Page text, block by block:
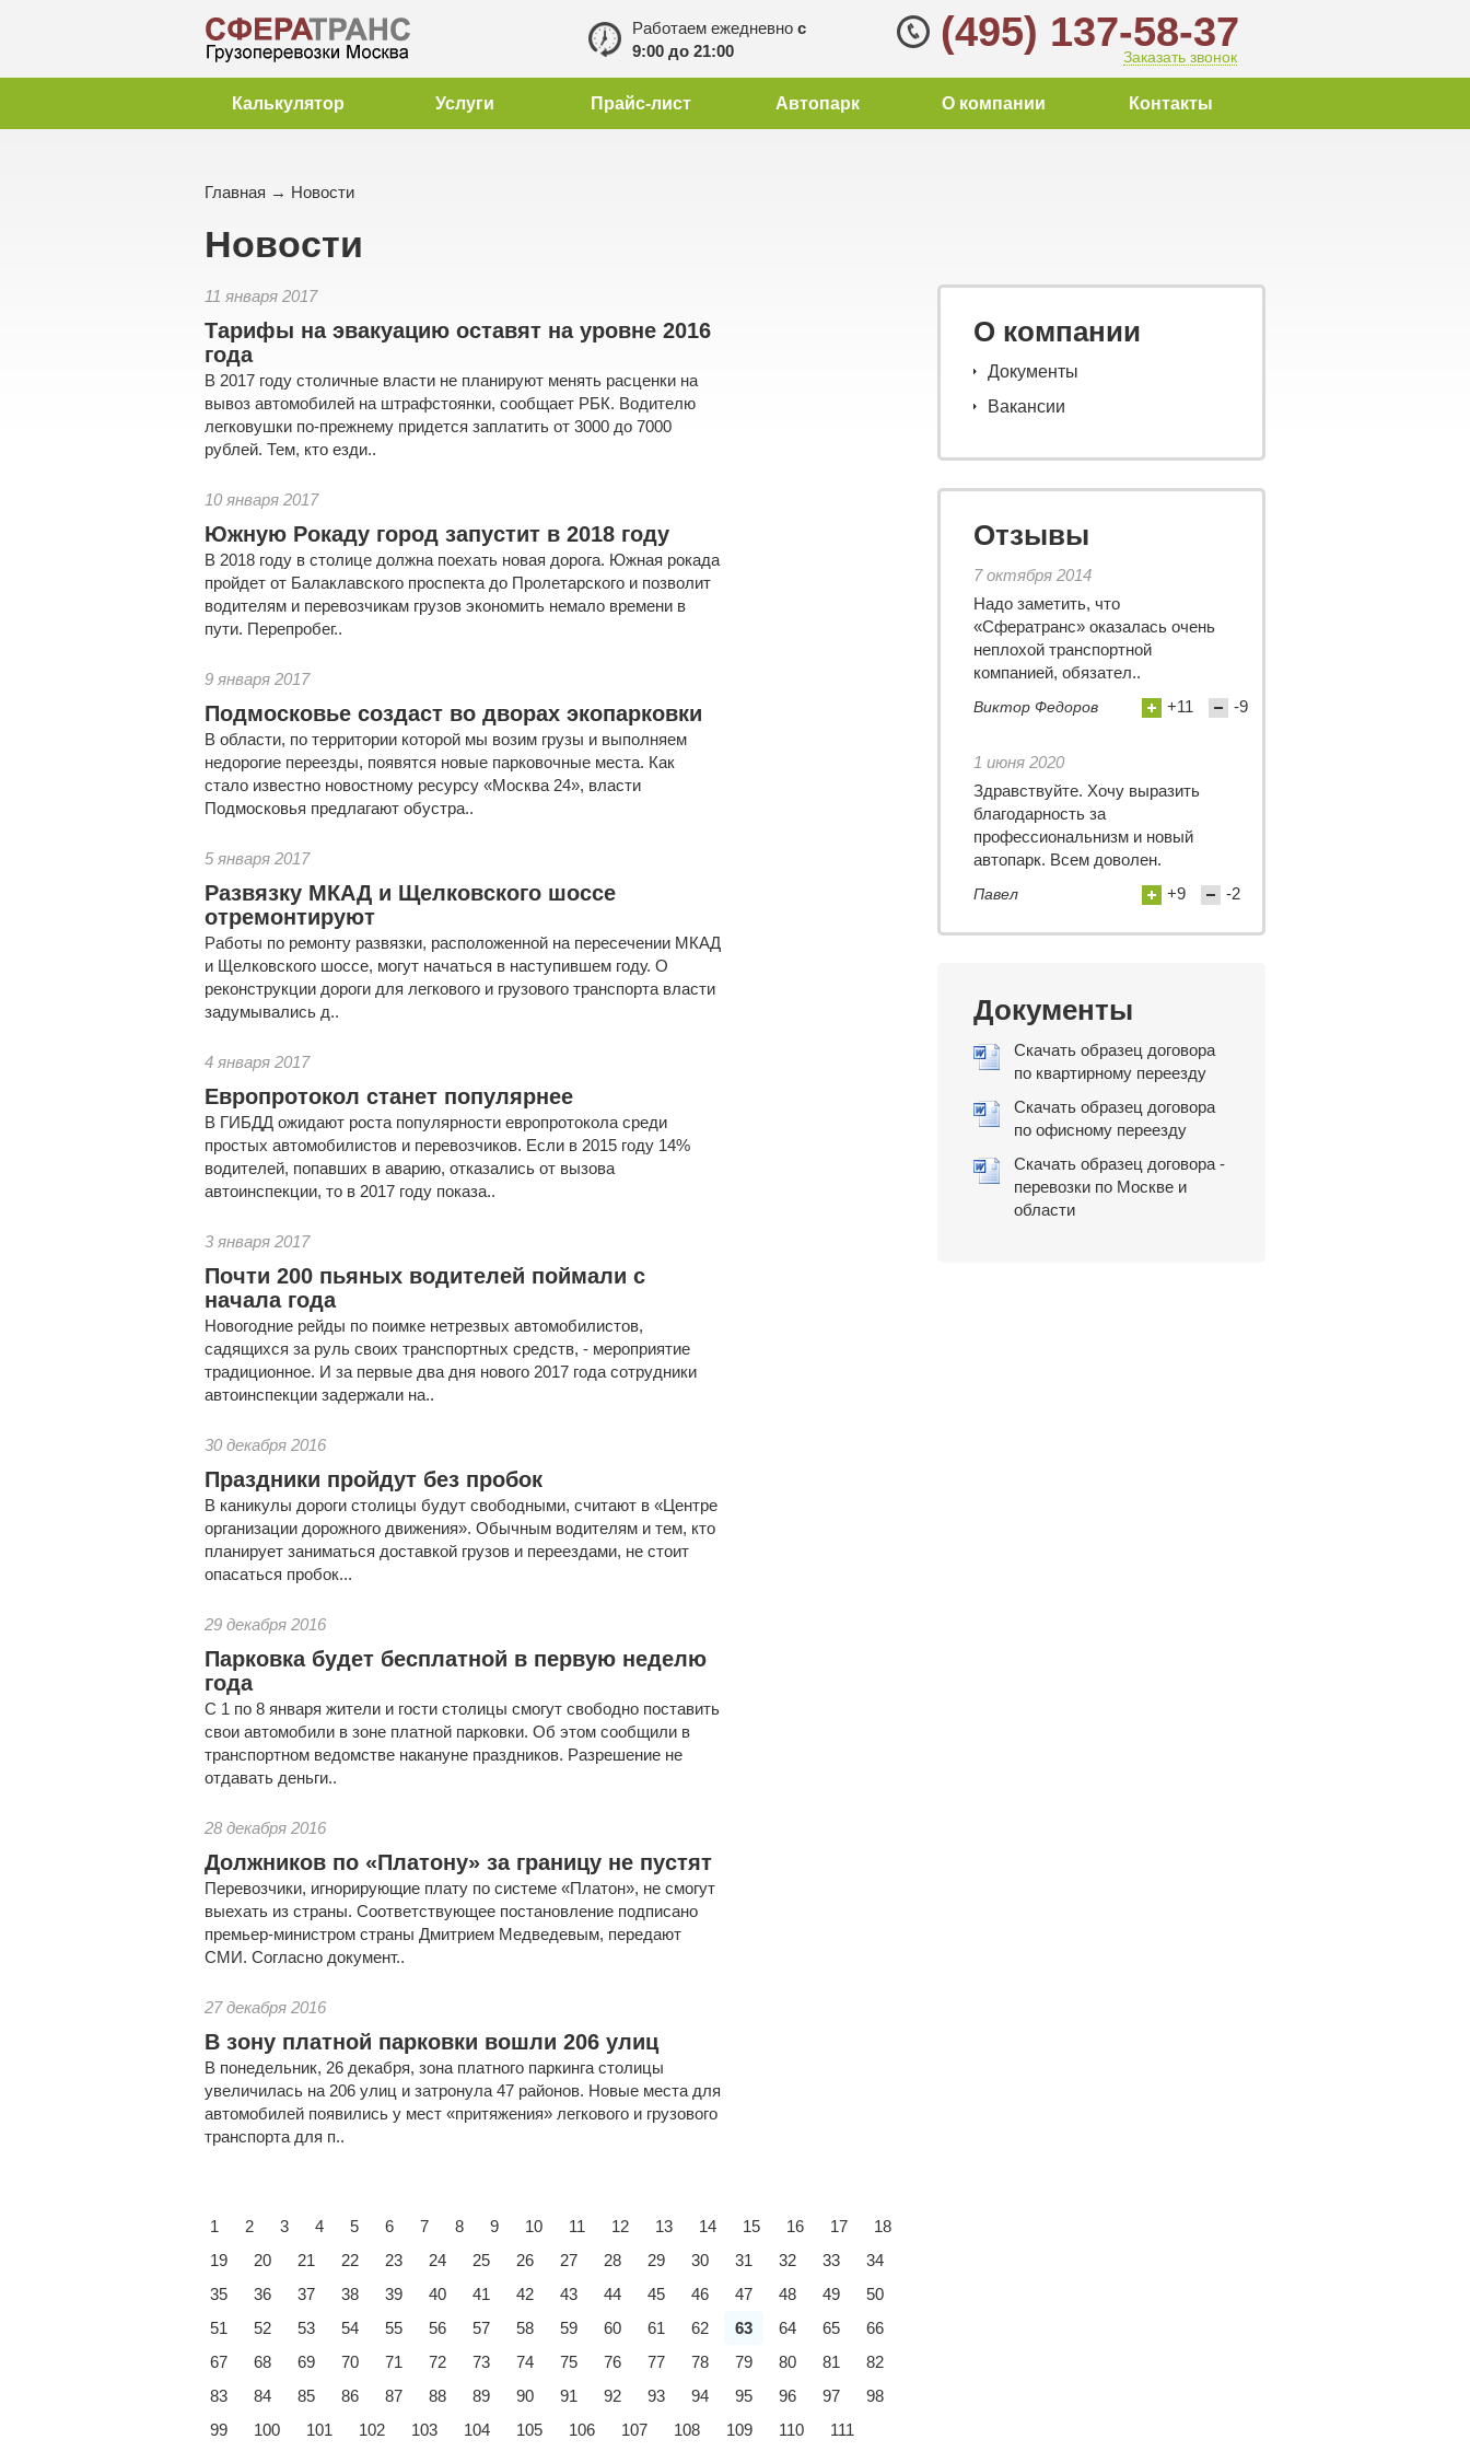
Калькулятор Услуги Прайс-лист Автопарк О компании Контакты
(495) 137-58-37
Заказать звонок
Работаем ежедневно с
9:00 до 21:00
Главная → Новости
Новости
11 января 2017
Тарифы на эвакуацию оставят на уровне 2016
года
В 2017 году столичные власти не планируют менять расценки на
вывоз автомобилей на штрафстоянки, сообщает РБК. Водителю
легковушки по-прежнему придется заплатить от 3000 до 7000
рублей. Тем, кто езди..
10 января 2017
Южную Рокаду город запустит в 2018 году
В 2018 году в столице должна поехать новая дорога. Южная рокада
пройдет от Балаклавского проспекта до Пролетарского и позволит
водителям и перевозчикам грузов экономить немало времени в
пути. Перепробег..
9 января 2017
Подмосковье создаст во дворах экопарковки
В области, по территории которой мы возим грузы и выполняем
недорогие переезды, появятся новые парковочные места. Как
стало известно новостному ресурсу «Москва 24», власти
Подмосковья предлагают обустра..
5 января 2017
Развязку МКАД и Щелковского шоссе
отремонтируют
Работы по ремонту развязки, расположенной на пересечении МКАД
и Щелковского шоссе, могут начаться в наступившем году. О
реконструкции дороги для легкового и грузового транспорта власти
задумывались д..
4 января 2017
Европротокол станет популярнее
В ГИБДД ожидают роста популярности европротокола среди
простых автомобилистов и перевозчиков. Если в 2015 году 14%
водителей, попавших в аварию, отказались от вызова
автоинспекции, то в 2017 году показа..
3 января 2017
Почти 200 пьяных водителей поймали с
начала года
Новогодние рейды по поимке нетрезвых автомобилистов,
садящихся за руль своих транспортных средств, - мероприятие
традиционное. И за первые два дня нового 2017 года сотрудники
автоинспекции задержали на..
30 декабря 2016
Праздники пройдут без пробок
В каникулы дороги столицы будут свободными, считают в «Центре
организации дорожного движения». Обычным водителям и тем, кто
планирует заниматься доставкой грузов и переездами, не стоит
опасаться пробок...
29 декабря 2016
Парковка будет бесплатной в первую неделю
года
С 1 по 8 января жители и гости столицы смогут свободно поставить
свои автомобили в зоне платной парковки. Об этом сообщили в
транспортном ведомстве накануне праздников. Разрешение не
отдавать деньги..
28 декабря 2016
Должников по «Платону» за границу не пустят
Перевозчики, игнорирующие плату по системе «Платон», не смогут
выехать из страны. Соответствующее постановление подписано
премьер-министром страны Дмитрием Медведевым, передают
СМИ. Согласно документ..
27 декабря 2016
В зону платной парковки вошли 206 улиц
В понедельник, 26 декабря, зона платного паркинга столицы
увеличилась на 206 улиц и затронула 47 районов. Новые места для
автомобилей появились у мест «притяжения» легкового и грузового
транспорта для п..
1 2 3 4 5 6 7 8 9 10 11 12 13 14 15 16 17
18
19
20 21 22 23 24 25 26 27 28 29 30 31 32 33
34
35
36 37 38 39 40 41 42 43 44 45 46 47 48 49
50
51
52 53 54 55 56 57 58 59 60 61 62 63 64 65
66
67
68 69 70 71 72 73 74 75 76 77 78 79 80 81
82
83
84 85 86 87 88 89 90 91 92 93 94 95 96 97
98
99
100 101 102 103 104 105 106 107 108 109 110 111
О компании
Документы
Вакансии
Отзывы
7 октября 2014
Надо заметить, что
«Сфератранс» оказалась очень
неплохой транспортной
компанией, обязател..
Виктор Федоров +11 -9
1 июня 2020
Здравствуйте. Хочу выразить
благодарность за
профессиональнизм и новый
автопарк. Всем доволен.
Павел +9 -2
Документы
Скачать образец договора
по квартирному переезду
Скачать образец договора
по офисному переезду
Скачать образец договора -
перевозки по Москве и
области